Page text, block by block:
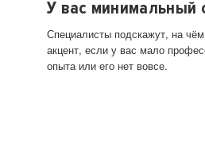
У вас минимальный
Специалисты подскажут, на
акцент, если у вас мало
опыта или его нет вовсе.